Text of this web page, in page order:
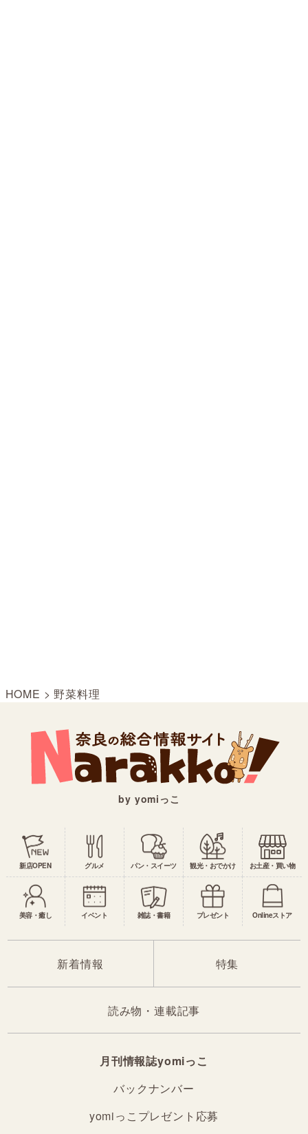
HOME > 野菜料理
by yomiっこ
新店OPEN グルメ パン・スイーツ 観光・おでかけ お土産・買い物
美容・癒し イベント 雑誌・書籍 プレゼント Onlineストア
新着情報 特集
読み物・連載記事
月刊情報誌yomiっこ
バックナンバー
yomiっこプレゼント応募